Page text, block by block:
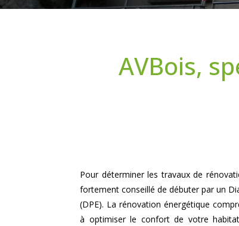
AVBois,
Pour déterminer les travaux de
fortement conseillé de débuter par un
(DPE). La rénovation énergétique
à optimiser le confort de votre